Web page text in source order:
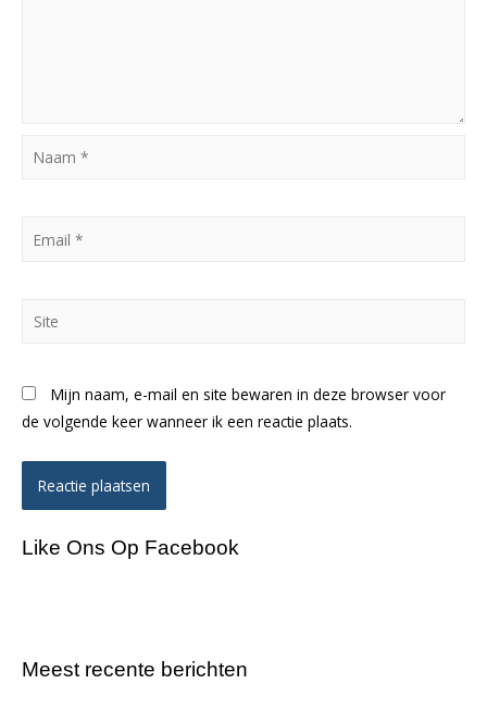
Naam
Mijn naam, e-mail en site bewaren in deze browser voor
de volgende keer wanneer ik een reactie plaats.
Like Ons Op Facebook
Meest recente berichten